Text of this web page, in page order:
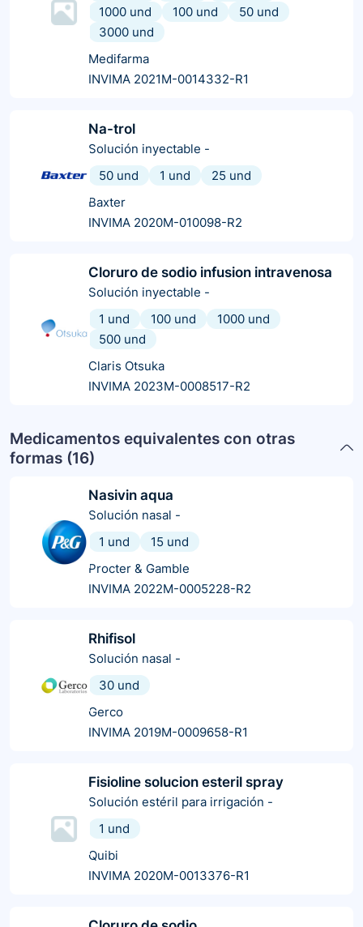
1000 und
100 und
50 und
3000 und
Medifarma
INVIMA 2021M-0014332-R1
Na-trol
Solución inyectable -
50 und
1 und
25 und
Baxter
INVIMA 2020M-010098-R2
Cloruro de sodio infusion intravenosa
Solución inyectable -
1 und
100 und
1000 und
500 und
Claris Otsuka
INVIMA 2023M-0008517-R2
Medicamentos equivalentes con otras
formas (16)
Nasivin aqua
Solución nasal -
1 und
15 und
Procter & Gamble
INVIMA 2022M-0005228-R2
Rhifisol
Solución nasal -
30 und
Gerco
INVIMA 2019M-0009658-R1
Fisioline solucion esteril spray
Solución estéril para irrigación -
1 und
Quibi
INVIMA 2020M-0013376-R1